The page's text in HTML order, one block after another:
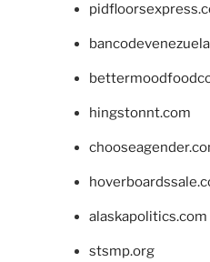
hingstonnt.com
alaskapolitics.com
stsmp.org